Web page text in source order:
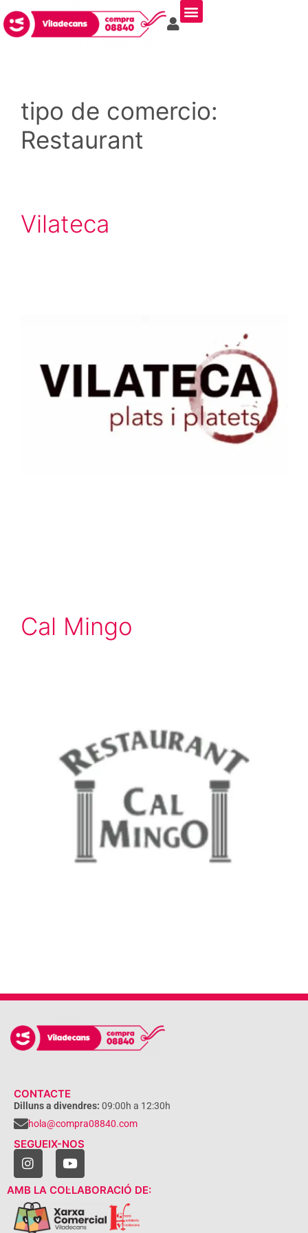
tipo de comercio:
Restaurant
Vilateca
Cal Mingo
CONTACTE
Dilluns a divendres: 09:00h a 12:30h
hola@compra08840.com
SEGUEIX-NOS
AMB LA COL·LABORACIÓ DE: